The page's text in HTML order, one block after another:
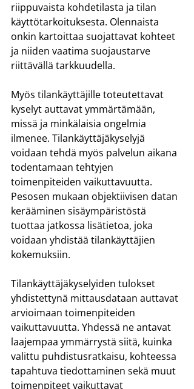
riippuvaista kohdetilasta ja tilan
käyttötarkoituksesta. Olennaista
onkin kartoittaa suojattavat kohteet
ja niiden vaatima suojaustarve
riittävällä tarkkuudella.
Myös tilankäyttäjille toteutettavat
kyselyt auttavat ymmärtämään,
missä ja minkälaisia ongelmia
ilmenee. Tilankäyttäjäkyselyjä
voidaan tehdä myös palvelun aikana
todentamaan tehtyjen
toimenpiteiden vaikuttavuutta.
Pesosen mukaan objektiivisen datan
kerääminen sisäympäristöstä
tuottaa jatkossa lisätietoa, joka
voidaan yhdistää tilankäyttäjien
kokemuksiin.
Tilankäyttäjäkyselyiden tulokset
yhdistettynä mittausdataan auttavat
arvioimaan toimenpiteiden
vaikuttavuutta. Yhdessä ne antavat
laajempaa ymmärrystä siitä, kuinka
valittu puhdistusratkaisu, kohteessa
tapahtuva tiedottaminen sekä muut
toimenpiteet vaikuttavat